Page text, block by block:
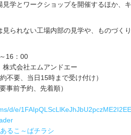
学とワークショップを開催するほか、
られない工場内部の見学や、ものづく
16：00
式会社エムアンドエー
不要、当日15時まで受け付け）
事前予約、先着順）
d/e/
るこ～ばチラシ